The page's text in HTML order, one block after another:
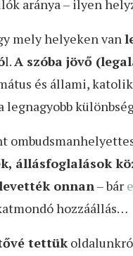
aránya – ilyen
mely helyeken van
l.A szóba jövő
és állami,
állásfoglalások
onnan– bár
hozzáállás…
tettük